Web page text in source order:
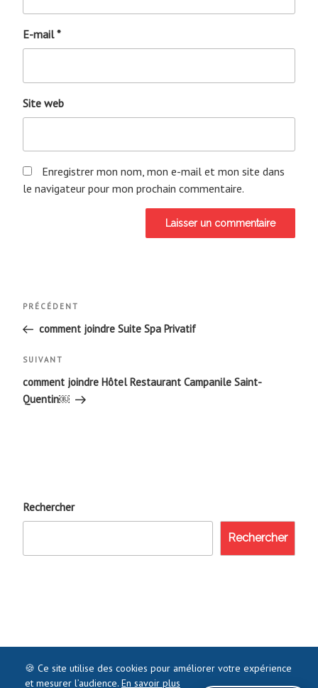
E-mail*
Site web
Enregistrer mon nom, mon e-mail et mon site dans
le navigateur pour mon prochain commentaire.
Navigation
de
l’article
Article
précédent
PRÉCÉDENT
comment joindre Suite Spa Privatif
Article
suivant
SUIVANT
comment joindre Hôtel Restaurant Campanile Saint-
Quentin￼
Rechercher
Rechercher
🍪 Ce site utilise des cookies pour améliorer votre expérience
et mesurer l’audience. En savoir plus